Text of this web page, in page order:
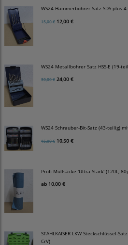
WS24 Hammerbohrer Satz SDS-plus
15,00 € 12,00 €
WS24 Metallbohrer Satz HSS-E (19-
30,00 € 24,00 €
WS24 Schrauber-Bit-Satz (43-teilig)
15,00 € 10,50 €
Profi Müllsäcke 'Ultra Stark' (120L,
ab 10,00 €
STAHLKAISER LKW Steckschlüssel-
CrV)